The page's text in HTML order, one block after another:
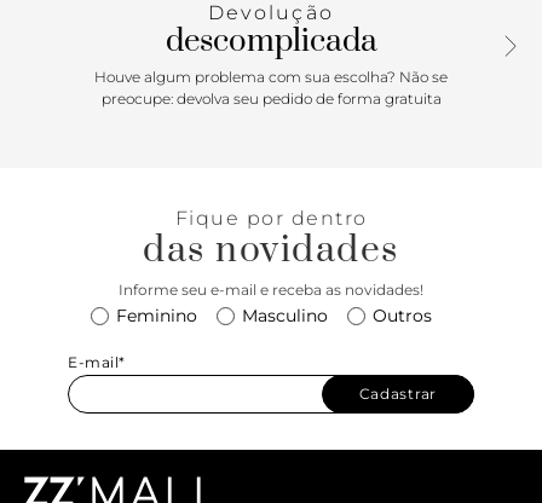
Devolução
descomplicada
Houve algum problema com sua escolha? Não se
preocupe: devolva seu pedido de forma gratuita
Fique por dentro
das novidades
Informe seu e-mail e receba as novidades!
Feminino Masculino Outros
E-mail*
Cadastrar